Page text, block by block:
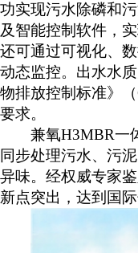
功实现污水除磷和
及智能控制软件，
还可通过可视化、
动态监控。出水水
物排放控制标准》（
要求。
兼氧H3MBR一
同步处理污水、污
异味。经权威专家
新点突出，达到国际